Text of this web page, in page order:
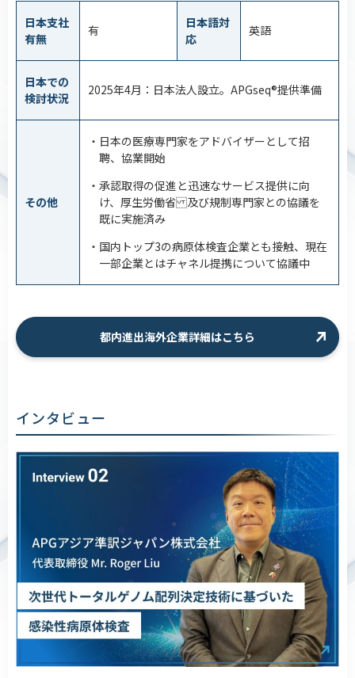
日本支社
有無
有
日本語対
応
英語
日本での
検討状況
2025年4月：日本法人設立。APGseq®提供準備
その他
・日本の医療専門家をアドバイザーとして招
聘、協業開始
・承認取得の促進と迅速なサービス提供に向
け、厚生労働省 及び規制専門家との協議を
既に実施済み
・国内トップ3の病原体検査企業とも接触、現在
一部企業とはチャネル提携について協議中
都内進出海外企業詳細はこちら
インタビュー